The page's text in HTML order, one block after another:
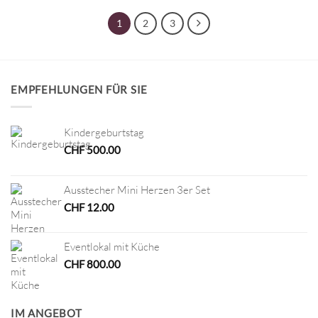
1 2 3
EMPFEHLUNGEN FÜR SIE
Kindergeburtstag
CHF500.00
Ausstecher Mini Herzen 3er Set
CHF12.00
Eventlokal mit Küche
CHF800.00
IM ANGEBOT